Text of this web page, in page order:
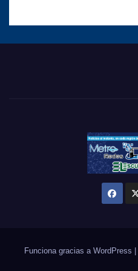
Funciona gracias a WordPress